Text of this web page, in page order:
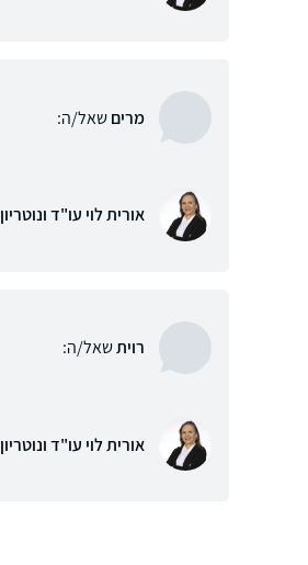
מריםשאל/ה:
אורית לוי עו"ד ונוטריון
רויתשאל/ה:
אורית לוי עו"ד ונוטריון